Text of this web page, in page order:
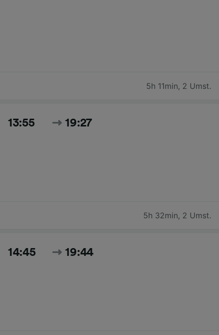
5h 11min, 2 Umst.
13:55 19:27
5h 32min, 2 Umst.
14:45 19:44